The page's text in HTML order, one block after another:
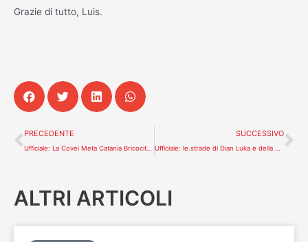
Grazie di tutto, Luis.
Precedente
PRECEDENTE SUCCESSIVO
ALTRI ARTICOLI